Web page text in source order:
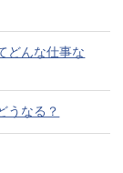
どんな仕事な
うなる？